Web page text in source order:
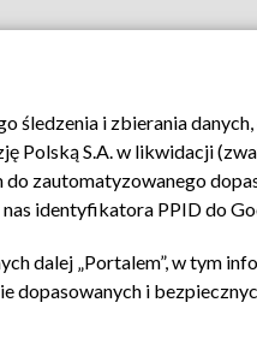
i zbierania
Polską S.A. w likwidacji
zautomatyzowanego
identyfikatora PPID do
dalej „Portalem”, w tym
i